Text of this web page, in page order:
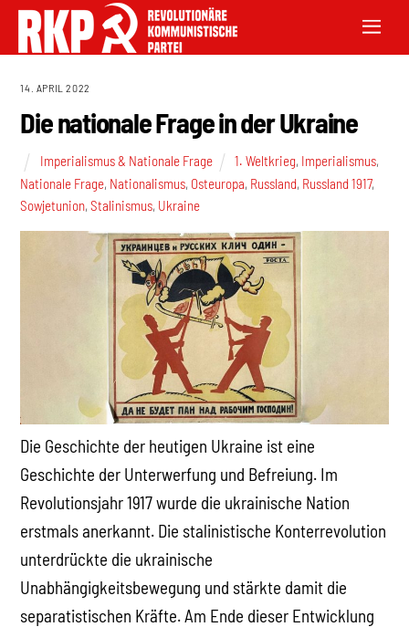
14. APRIL 2022
Die nationale Frage in der Ukraine
Imperialismus & Nationale Frage 1. Weltkrieg, Imperialismus,
Nationale Frage, Nationalismus, Osteuropa, Russland, Russland 1917,
Sowjetunion,Stalinismus, Ukraine
Die Geschichte der heutigen Ukraine ist eine
Geschichte der Unterwerfung und Befreiung. Im
Revolutionsjahr 1917 wurde die ukrainische Nation
erstmals anerkannt. Die stalinistische Konterrevolution
unterdrückte die ukrainische
Unabhängigkeitsbewegung und stärkte damit die
separatistischen Kräfte. Am Ende dieser Entwicklung